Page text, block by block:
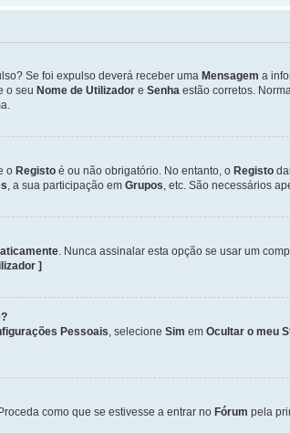
Se foi expulso deverá receber uma Mensagem a
o seu Nome de Utilizador e Senha estão corretos.
o Registo é ou não obrigatório. No entanto, o Registo
, a sua participação em Grupos, etc. São necessários
. Nunca assinalar esta opção se usar um
]
Pessoais, selecione Sim em Ocultar o meu
como que se estivesse a entrar no Fórum pela